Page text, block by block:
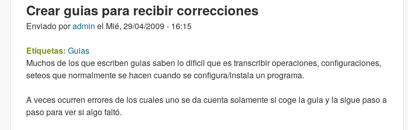
Crear guias para recibir correcciones
Enviado poradmin el Mié, 29/04/2009 - 16:15
Etiquetas: Guias
Muchos de los que escriben guias saben lo dificil que es transcribir operaciones, configuraciones,
seteos que normalmente se hacen cuando se configura/instala un programa.
A veces ocurren errores de los cuales uno se da cuenta solamente si coge la guia y la sigue paso a
paso para ver si algo faltó.